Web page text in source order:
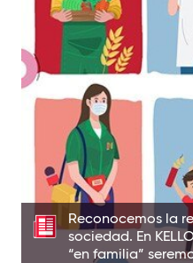
Reconocemos la
sociedad. En
“en familia”
En los
cuando nos
capacidad
sobreponernos
de alguna
fortaleza en
personas